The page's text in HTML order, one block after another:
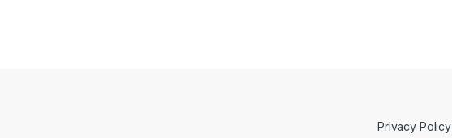
Privacy Policy